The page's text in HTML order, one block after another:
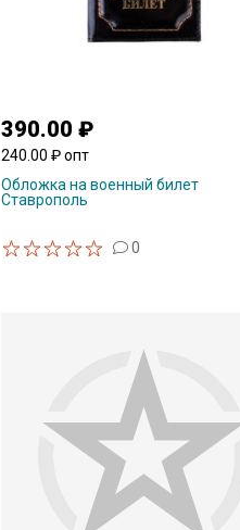
390.00 ₽
240.00 ₽ опт
Обложка на военный билет
Ставрополь
0